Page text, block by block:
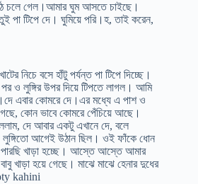
চলে গেল।আমার ঘুম আসতে চাইছে।
পা টিপে দে। ঘুমিয়ে পরি।হ, তাই করেন,
নিচে বসে হাঁটু পর্যন্ত পা টিপে দিচ্ছে।
ও লুঙ্গির উপর দিয়ে টিপতে লাগল। আমি
এবার কোমরে দে।এর মধ্যে এ পাশ ও
কোন ভাবে কোমরে পেঁচিয়ে আছে।
দে আবার একটু এখানে দে, বলে
লুঙ্গিতো আগেই উঠান ছিল। ওই ফাঁকে ধোন
খাড়া হচ্ছে। আস্তে আস্তে আমার
খাড়া হয়ে গেছে। মাঝে মাঝে হেনার দুধের
kahini